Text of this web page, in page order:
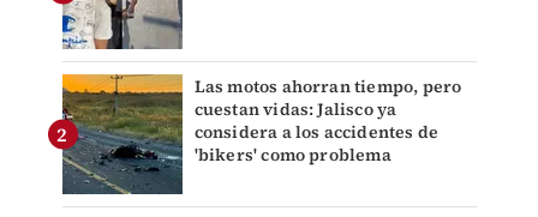
Las motos ahorran tiempo, pero
cuestan vidas: Jalisco ya
considera a los accidentes de
'bikers' como problema